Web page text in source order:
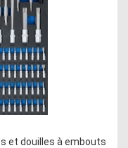
et douilles à embouts